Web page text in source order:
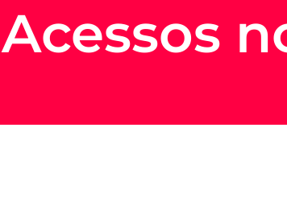
Acessos